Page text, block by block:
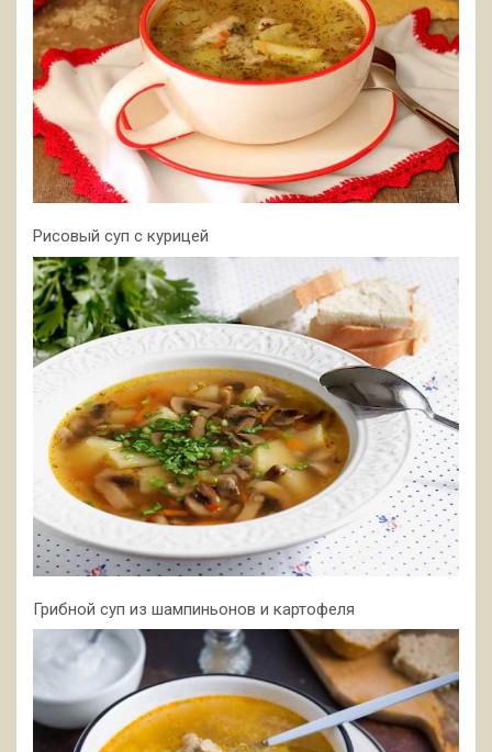
Рисовый суп с курицей
Грибной суп из шампиньонов и картофеля